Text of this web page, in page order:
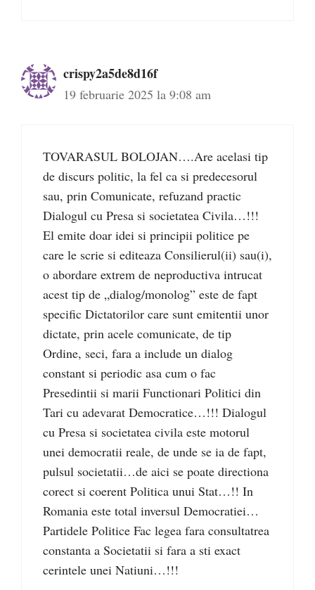
crispy2a5de8d16f
19 februarie 2025 la 9:08 am
TOVARASUL BOLOJAN….Are acelasi tip
de discurs politic, la fel ca si predecesorul
sau, prin Comunicate, refuzand practic
Dialogul cu Presa si societatea Civila…!!!
El emite doar idei si principii politice pe
care le scrie si editeaza Consilierul(ii) sau(i),
o abordare extrem de neproductiva intrucat
acest tip de „dialog/monolog” este de fapt
specific Dictatorilor care sunt emitentii unor
dictate, prin acele comunicate, de tip
Ordine, seci, fara a include un dialog
constant si periodic asa cum o fac
Presedintii si marii Functionari Politici din
Tari cu adevarat Democratice…!!! Dialogul
cu Presa si societatea civila este motorul
unei democratii reale, de unde se ia de fapt,
pulsul societatii…de aici se poate directiona
corect si coerent Politica unui Stat…!! In
Romania este total inversul Democratiei…
Partidele Politice Fac legea fara consultatrea
constanta a Societatii si fara a sti exact
cerintele unei Natiuni…!!!